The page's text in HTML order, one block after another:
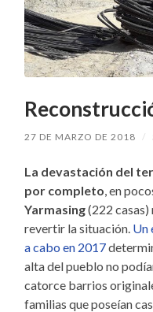
27 DE MARZO DE 2018 /
La devastación del
por completo , en
Yarmasing(222
revertir la situación. Un
a cabo en 2017
alta del pueblo no
catorce barrios
familias que poseían